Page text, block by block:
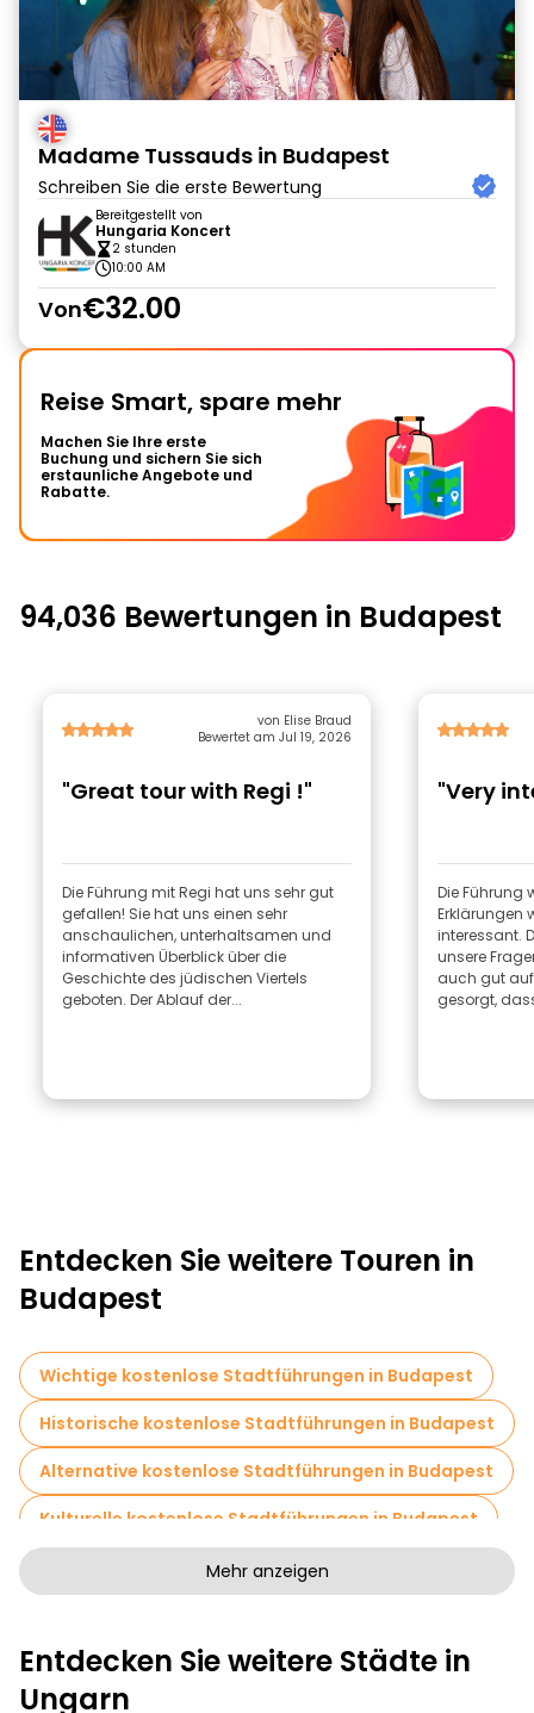
Madame Tussauds in Budapest
Schreiben Sie die erste Bewertung
Bereitgestellt von
Hungaria Koncert
2 stunden
10:00 AM
Von€32.00
Reise Smart, spare mehr
Machen Sie Ihre erste
Buchung und sichern Sie sich
erstaunliche Angebote und
Rabatte.
94,036 Bewertungen in Budapest
von Elise Braud
Bewertet am Jul 19, 2026
"Great tour with Regi !"
Die Führung mit Regi hat uns sehr gut
gefallen! Sie hat uns einen sehr
anschaulichen, unterhaltsamen und
informativen Überblick über die
Geschichte des jüdischen Viertels
geboten. Der Ablauf der...
"Very
Die Führung
Erklärungen
interessant.
unsere
auch gut
gesorgt,
Entdecken Sie weitere Touren in
Budapest
Wichtige kostenlose Stadtführungen in Budapest
Historische kostenlose Stadtführungen in Budapest
Alternative kostenlose Stadtführungen in Budapest
Kulturelle kostenlose Stadtführungen in Budapest
Kunstfreie Stadtführungen in Budapest
Sportaktivitäten in Budapest
Mehr anzeigen
Entdecken Sie weitere Städte in
Ungarn